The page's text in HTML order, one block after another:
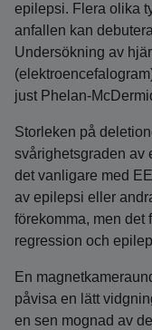
epilepsi. Flera olika
anfallen kan
Undersökning av
just
Storleken på
svårighetsgraden av
det vanligare med
av epilepsi eller
förekomma, men det
regression och
En
påvisa en lätt
en sen mognad av